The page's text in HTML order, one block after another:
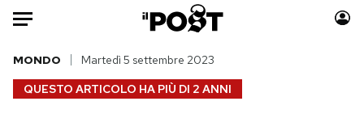
Auto
HOME
QUESTO ARTICOLO HA PIÙ DI 2 ANNI
MONDO Martedì 5 settembre 2023